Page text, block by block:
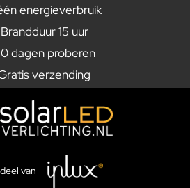
energieverbruik
Brandduur 15 uur
dagen proberen
verzending
van